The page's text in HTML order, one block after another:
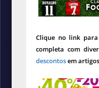
Clique no link
completa com
descontosem